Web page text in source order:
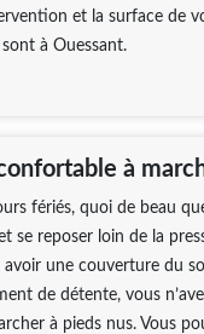
et la surface de
à Ouessant.
à
fériés, quoi de beau
se reposer loin de la
une couverture du
de détente, vous
à pieds nus. Vous